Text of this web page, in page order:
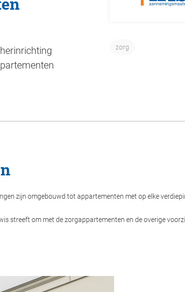
zorg
zijn omgebouwd tot appartementen met op elke
streeft om met de zorgappartementen en de overige